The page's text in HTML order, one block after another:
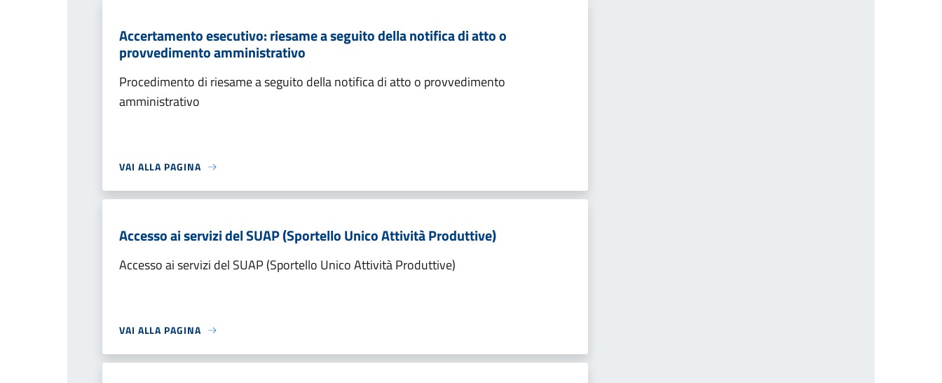
Accertamento esecutivo: riesame a seguito della notifica di atto o
provvedimento amministrativo
Procedimento di riesame a seguito della notifica di atto o provvedimento
amministrativo
VAI ALLA PAGINA
Accesso ai servizi del SUAP (Sportello Unico Attività Produttive)
Accesso ai servizi del SUAP (Sportello Unico Attività Produttive)
VAI ALLA PAGINA